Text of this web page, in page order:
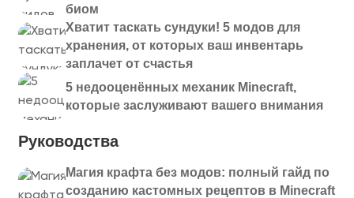
биом
Хватит таскать сундуки! 5 модов для
хранения, от которых ваш инвентарь
заплачет от счастья
5 недооценённых механик Minecraft,
которые заслуживают вашего внимания
Руководства
Магия крафта без модов: полный гайд по
созданию кастомных рецептов в Minecraft